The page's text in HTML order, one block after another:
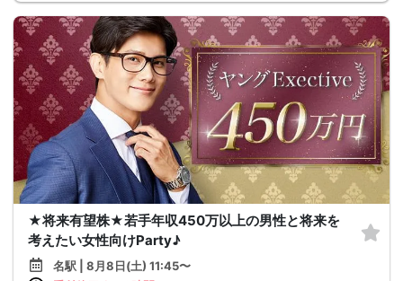
★将来有望株★若手年収450万以上の男性と将来を
考えたい女性向けParty♪
名駅 | 8月8日(土) 11:45〜